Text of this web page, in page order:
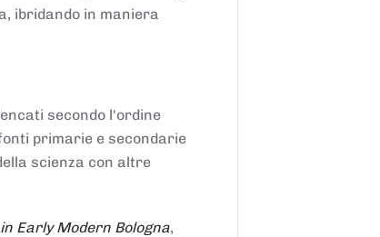
ibridando in maniera
secondo l'ordine
primarie e secondarie
scienza con altre
Early Modern Bologna,